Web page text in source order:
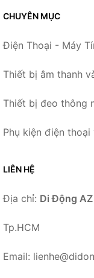
CHUYÊN MỤC
Điện Thoại - Máy
Thiết bị âm thanh
Thiết bị đeo thông
Phụ kiện điện
LIÊN HỆ
Địa chỉ: Di Động AZ
Tp.HCM
Email: